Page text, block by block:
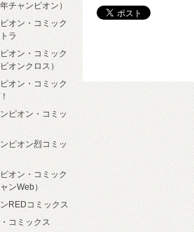
チャンピオン）
オン・コミック
ラ
オン・コミック
オンクロス）
オン・コミック
ピオン・コミッ
ピオン烈コミッ
オン・コミック
ンWeb）
REDコミックス
コミックス